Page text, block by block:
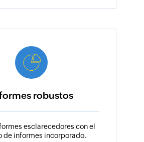
robustos
esclarecedores con el
de informes incorporado.